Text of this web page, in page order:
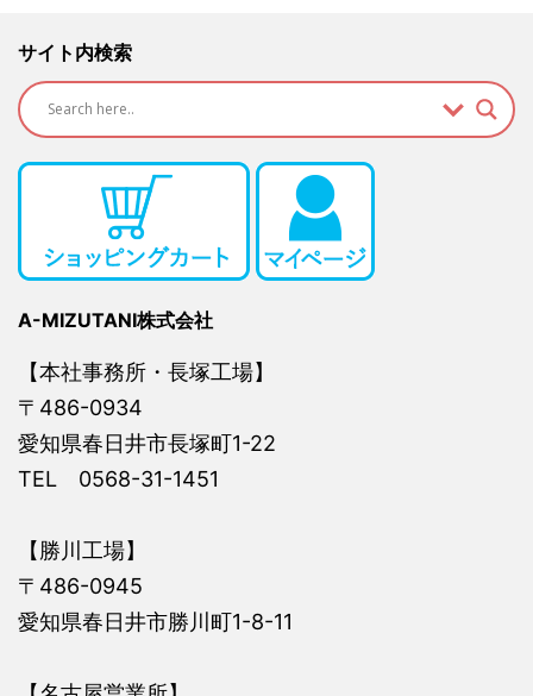
サイト内検索
A-MIZUTANI株式会社
【本社事務所・長塚工場】
〒486-0934
愛知県春日井市長塚町1-22
TEL 0568-31-1451
【勝川工場】
〒486-0945
愛知県春日井市勝川町1-8-11